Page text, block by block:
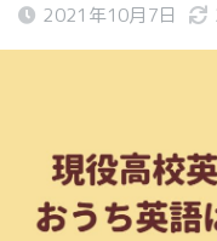
2021年10月7日